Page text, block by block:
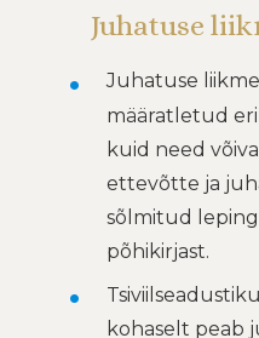
Juhatuse
Juhatuse
määratletud
kuid need
ettevõtte ja
sõlmitud
põhikirjast.
kohaselt peab